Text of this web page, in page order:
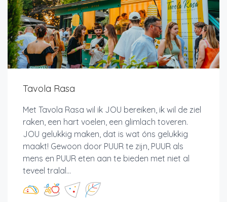
Tavola Rasa
Met Tavola Rasa wil ik JOU bereiken, ik wil de ziel
raken, een hart voelen, een glimlach toveren.
JOU gelukkig maken, dat is wat óns gelukkig
maakt! Gewoon door PUUR te zijn, PUUR als
mens en PUUR eten aan te bieden met niet al
teveel tralal...